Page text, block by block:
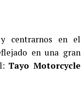
centrarnos en el
en una gran
Tayo Motorcycle